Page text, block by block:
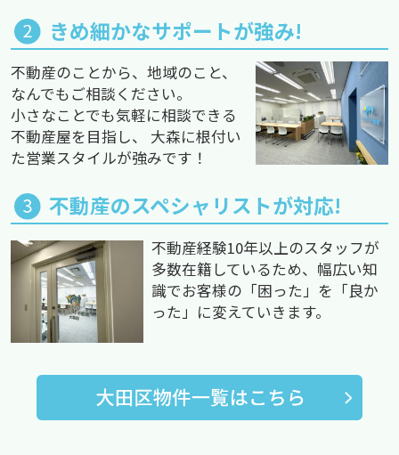
きめ細かなサポートが強み!
不動産のことから、地域のこと、
なんでもご相談ください。
小さなことでも気軽に相談できる
不動産屋を目指し、 大森に根付い
た営業スタイルが強みです！
不動産のスペシャリストが対応!
不動産経験10年以上のスタッフが
多数在籍しているため、幅広い知
識でお客様の「困った」を「良か
った」に変えていきます。